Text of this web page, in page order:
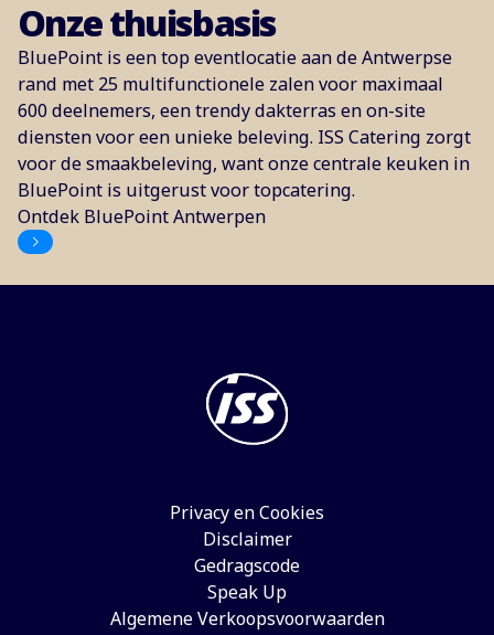
Onze thuisbasis
BluePoint is een top eventlocatie aan de Antwerpse
rand met 25 multifunctionele zalen voor maximaal
600 deelnemers, een trendy dakterras en on-site
diensten voor een unieke beleving. ISS Catering zorgt
voor de smaakbeleving, want onze centrale keuken in
BluePoint is uitgerust voor topcatering.
Ontdek BluePoint Antwerpen
Privacy en Cookies
Disclaimer
Gedragscode
Speak Up
Algemene Verkoopsvoorwaarden